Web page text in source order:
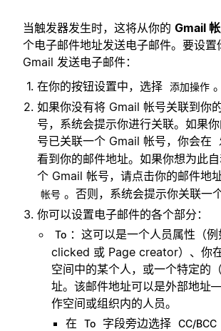
当触发器发生时，这将从你的 Gmail
个电子邮件地址发送电子邮件。要设置
Gmail 发送电子邮件：
在你的按钮设置中，选择 添加操作 。
如果你没有将 Gmail 帐号关联到你
号，系统会提示你进行关联。如果
号已关联一个 Gmail 帐号，你会在
看到你的邮件地址。如果你想为此
个 Gmail 帐号，请点击你的邮件地
帐号 。否则，系统会提示你关联一
你可以设置电子邮件的各个部分：
To ：这可以是一个人员属性（
clicked 或 Page creator）、你
空间中的某个人，或一个特定的
址。该邮件地址可以是外部地
作空间或组织内的人员。
在
To 字段旁边选择 CC/BCC